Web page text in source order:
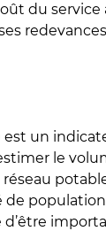
du service
est un
le
de